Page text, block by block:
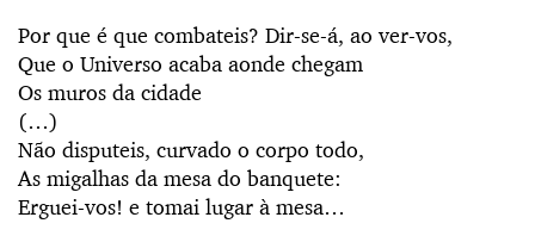
Por que é que combateis? Dir-se-á, ao ver-vos,
Que o Universo acaba aonde chegam
Os muros da cidade
(…)
Não disputeis, curvado o corpo todo,
As migalhas da mesa do banquete:
Erguei-vos! e tomai lugar à mesa…